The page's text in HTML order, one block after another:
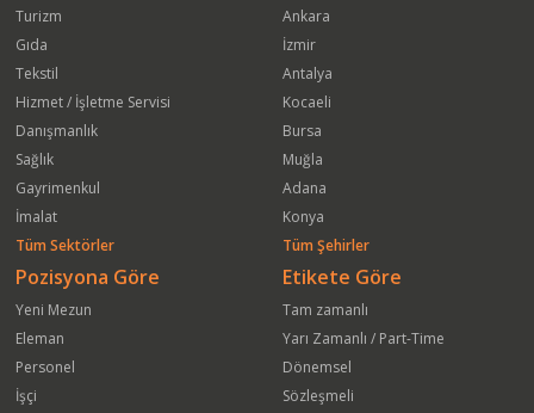
Turizm
Gıda
Tekstil
Hizmet / İşletme Servisi
Danışmanlık
Sağlık
Gayrimenkul
İmalat
Tüm Sektörler
Ankara
İzmir
Antalya
Kocaeli
Bursa
Muğla
Adana
Konya
Tüm Şehirler
Pozisyona Göre
Yeni Mezun
Eleman
Personel
İşçi
Etikete Göre
Tam zamanlı
Yarı Zamanlı / Part-Time
Dönemsel
Sözleşmeli